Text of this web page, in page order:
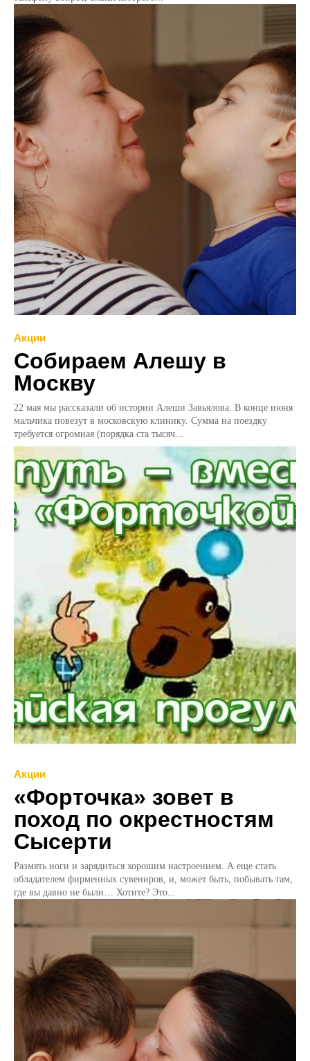
Акции
Собираем Алешу в
Москву
22 мая мы рассказали об истории Алеши Завьялова. В конце июня
мальчика повезут в московскую клинику. Сумма на поездку
требуется огромная (порядка ста тысяч...
Акции
«Форточка» зовет в
поход по окрестностям
Сысерти
Размять ноги и зарядиться хорошим настроением. А еще стать
обладателем фирменных сувениров, и, может быть, побывать там,
где вы давно не были… Хотите? Это...